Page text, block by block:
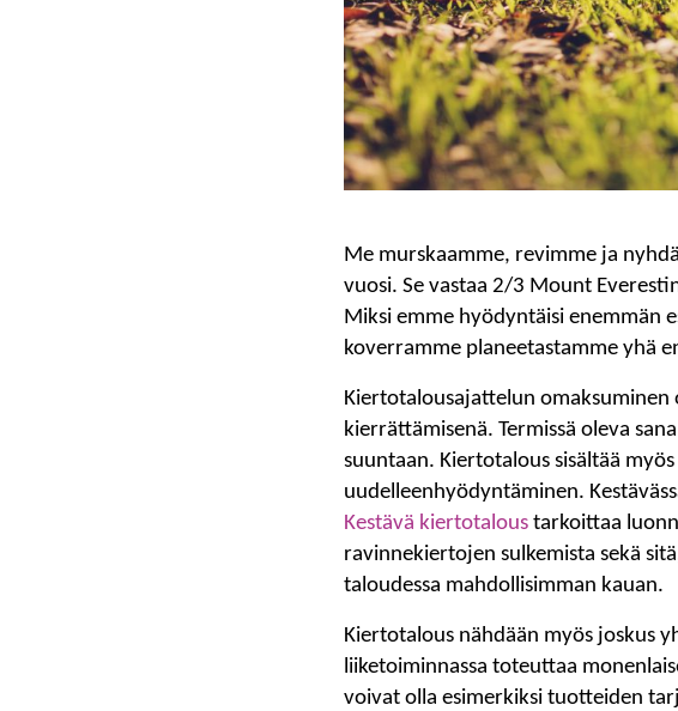
Me murskaamme, revimme ja
vuosi. Se vastaa 2/3 Mount
Miksi emme hyödyntäisi enemmän
koverramme planeetastamme yhä
Kiertotalousajattelun omaksuminen
kierrättämisenä. Termissä oleva
suuntaan. Kiertotalous sisältää
uudelleenhyödyntäminen.
Kestävä kiertotalous tarkoittaa
ravinnekiertojen sulkemista sekä
taloudessa mahdollisimman kauan.
Kiertotalous nähdään myös joskus
liiketoiminnassa toteuttaa
voivat olla esimerkiksi tuotteiden